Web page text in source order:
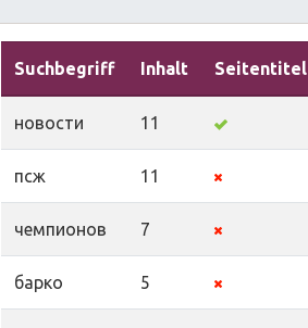
Suchbegriff Inhalt Seitentitel
новости 11
псж 11
чемпионов 7
барко 5